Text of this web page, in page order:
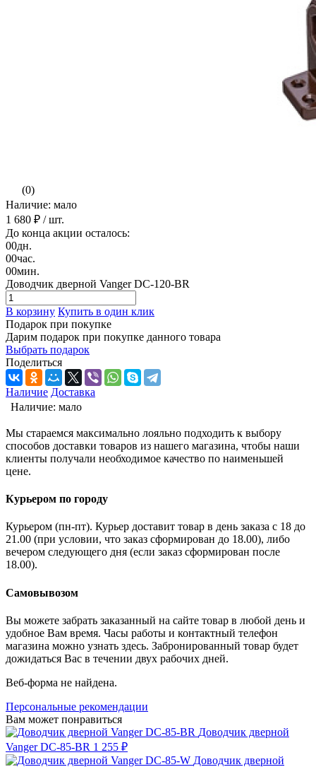
(0)
Наличие: мало
1 680 ₽ / шт.
До конца акции осталось:
00дн.
00час.
00мин.
Доводчик дверной Vanger DC-120-BR
В корзину Купить в один клик
Подарок при покупке
Дарим подарок при покупке данного товара
Выбрать подарок
Поделиться
Наличие Доставка
Наличие: мало
Мы стараемся максимально лояльно подходить к выбору
способов доставки товаров из нашего магазина, чтобы наши
клиенты получали необходимое качество по наименьшей
цене.
Курьером по городу
Курьером (пн-пт). Курьер доставит товар в день заказа с 18 до
21.00 (при условии, что заказ сформирован до 18.00), либо
вечером следующего дня (если заказ сформирован после
18.00).
Самовывозом
Вы можете забрать заказанный на сайте товар в любой день и
удобное Вам время. Часы работы и контактный телефон
магазина можно узнать здесь. Забронированный товар будет
дожидаться Вас в течении двух рабочих дней.
Веб-форма не найдена.
Персональные рекомендации
Вам может понравиться
Доводчик дверной
Vanger DC-85-BR 1 255 ₽
Доводчик дверной